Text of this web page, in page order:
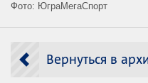
Фото: ЮграМегаСпорт
Вернуться в